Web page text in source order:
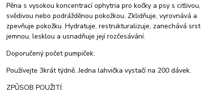
Pěna s vysokou koncentrací ophytria pro kočky a psy s citlivou,
svědivou nebo podrážděnou pokožkou. Zklidňuje, vyrovnává a
zpevňuje pokožku. Hydratuje, restrukturalizuje, zanechává srst
jemnou, lesklou a usnadňuje její rozčesávání.
Doporučený počet pumpiček:
Používejte 3krát týdně. Jedna lahvička vystačí na 200 dávek.
ZPŮSOB POUŽITÍ: